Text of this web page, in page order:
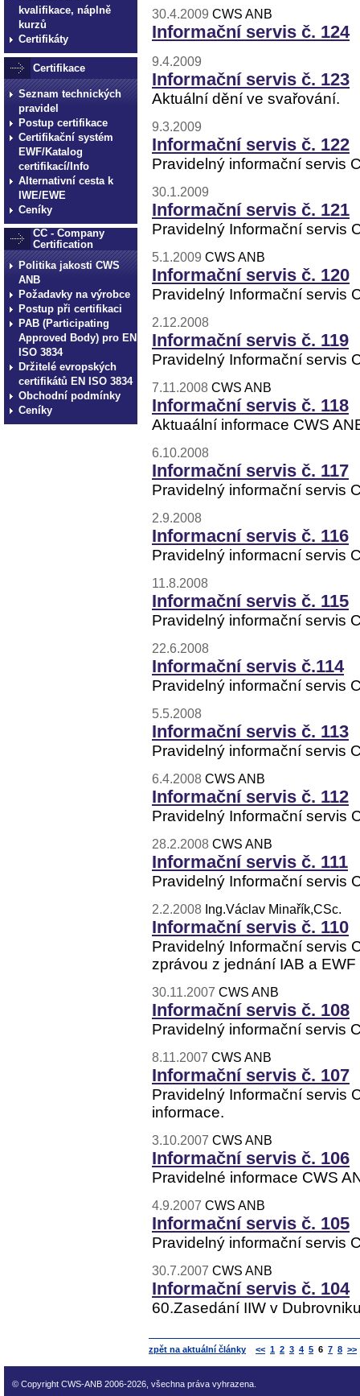
kvalifikace, náplně
kurzů
Certifikáty
Certifikace
Seznam technických
pravidel
Postup certifikace
Certifikační systém
EWF/Katalog
certifikací/Info
Alternativní cesta k
IWE/EWE
Ceníky
CC - Company
Certification
Politika jakosti CWS
ANB
Požadavky na výrobce
Postup při certifikaci
PAB (Participating
Approved Body) pro EN
ISO 3834
Držitelé evropských
certifikátů EN ISO 3834
Obchodní podmínky
Ceníky
30.4.2009 CWS ANB
Informační servis č. 124
9.4.2009
Informační servis č. 123
Aktuální dění ve svařování.
9.3.2009
Informační servis č. 122
Pravidelný informační servis
30.1.2009
Informační servis č. 121
Pravidelný Informační servis
5.1.2009 CWS ANB
Informační servis č. 120
Pravidelný Informační servis
2.12.2008
Informační servis č. 119
Pravidelný Informační servis
7.11.2008 CWS ANB
Informační servis č. 118
Aktuaální informace CWS
6.10.2008
Informační servis č. 117
Pravidelný informační servis
2.9.2008
Informacní servis č. 116
Pravidelný informacní servis
11.8.2008
Informační servis č. 115
Pravidelný informační servis
22.6.2008
Informační servis č.114
Pravidelný informační servis
5.5.2008
Informační servis č. 113
Pravidelný informační servis
6.4.2008 CWS ANB
Informační servis č. 112
Pravidelný Informační servis
28.2.2008 CWS ANB
Informační servis č. 111
Pravidelný Informační servis
2.2.2008 Ing.Václav Minařík,CSc.
Informační servis č. 110
Pravidelný Informační servis
zprávou z jednání IAB a EWF
30.11.2007 CWS ANB
Informační servis č. 108
Pravidelný informační servis
8.11.2007 CWS ANB
Informační servis č. 107
Pravidelný Informační servis
informace.
3.10.2007 CWS ANB
Informační servis č. 106
Pravidelné informace CWS
4.9.2007 CWS ANB
Informační servis č. 105
Pravidelný informační servis
30.7.2007 CWS ANB
Informační servis č. 104
60.Zasedání IIW v
zpět na aktuální články << 1 2 3 4 5 6 7 8 >>
© Copyright CWS-ANB 2006-2026, všechna práva vyhrazena.